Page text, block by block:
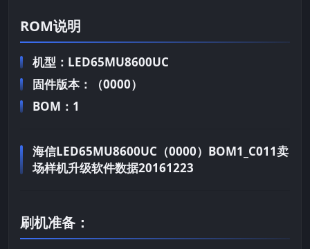
ROM说明
机型：LED65MU8600UC
固件版本：（0000）
BOM：1
海信LED65MU8600UC（0000）BOM1_C011卖
场样机升级软件数据20161223
刷机准备：